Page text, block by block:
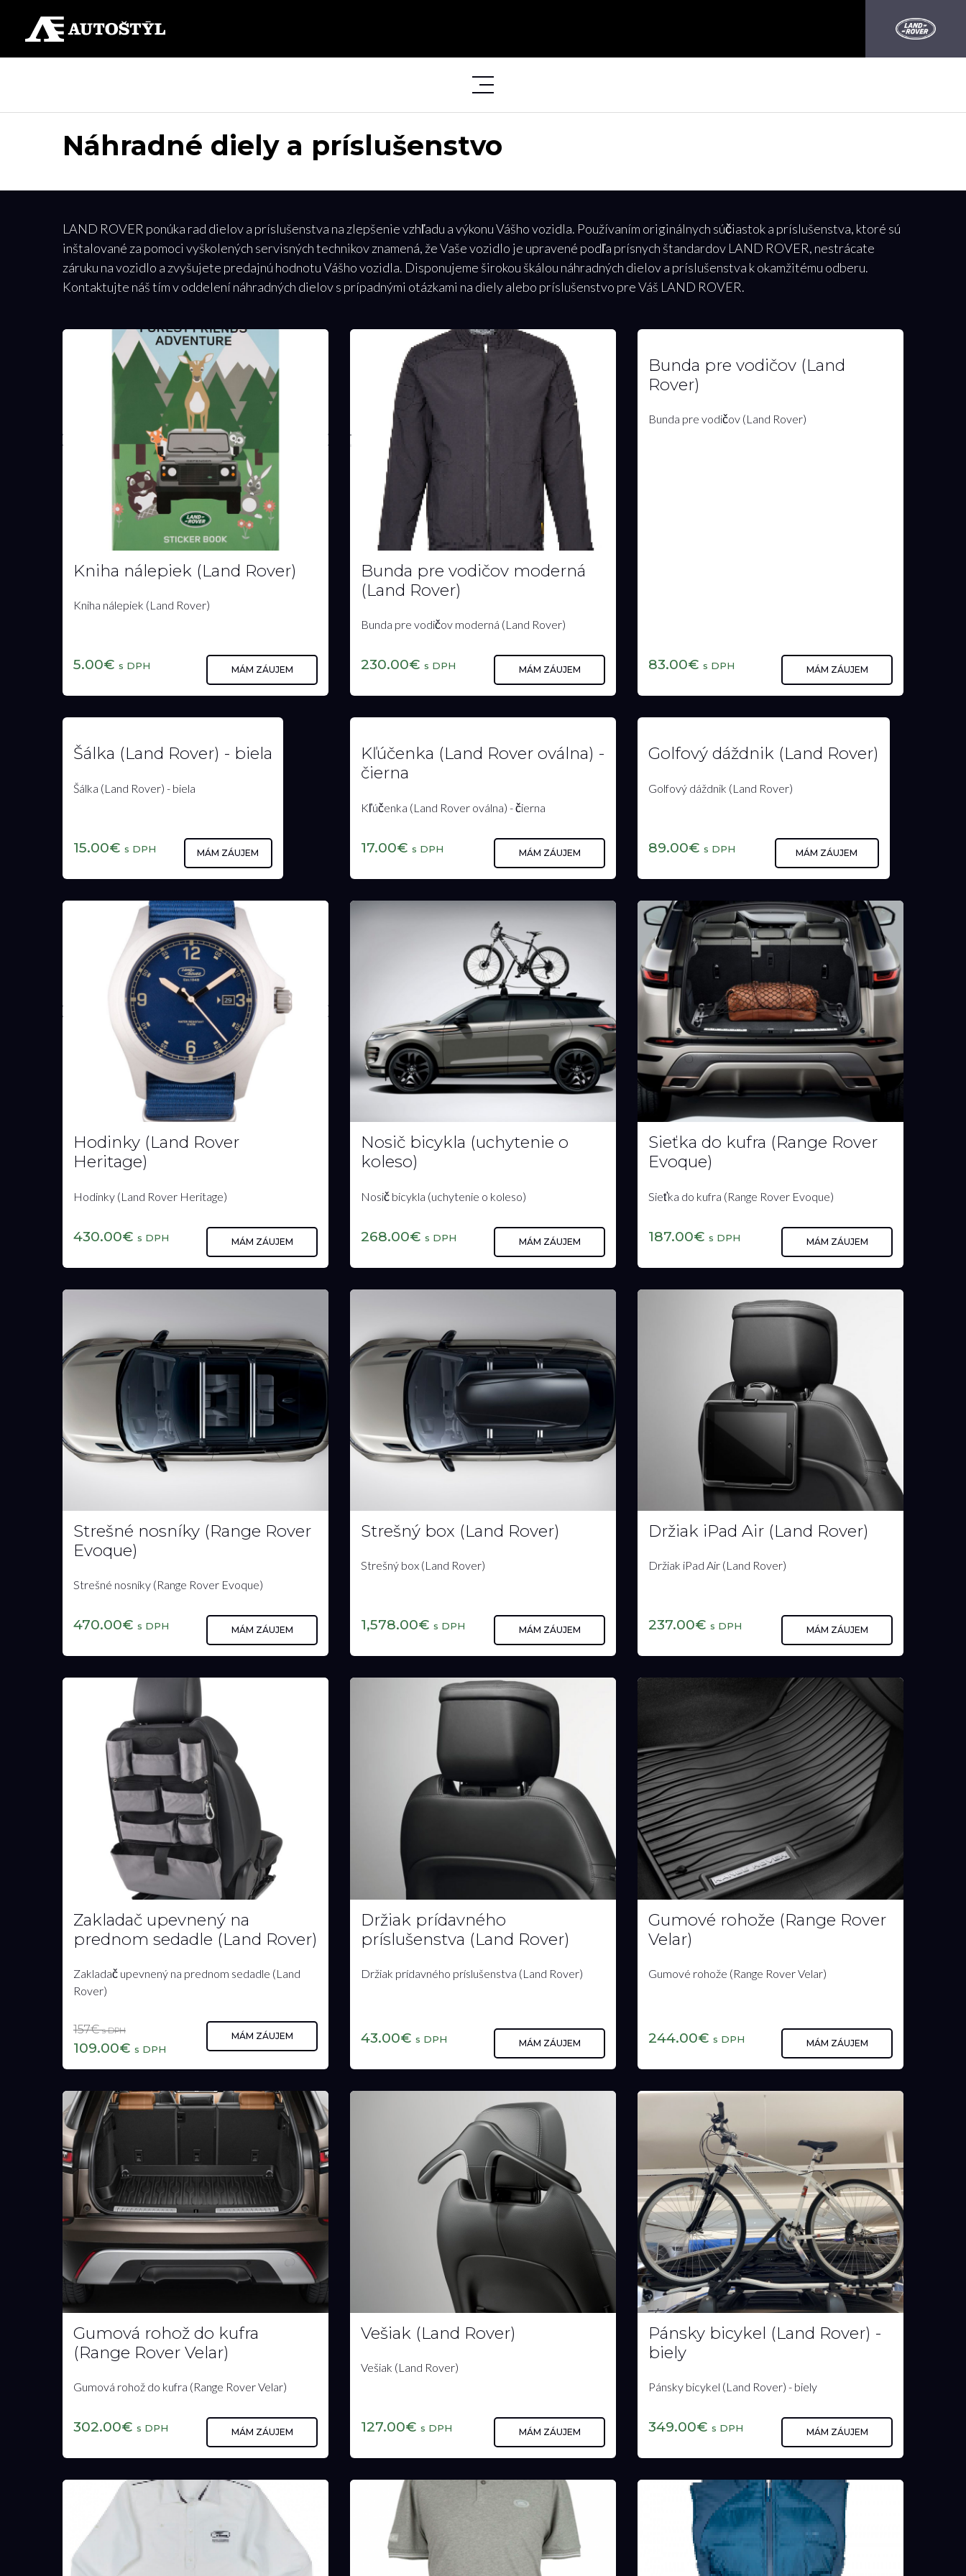
Náhradné diely a príslušenstvo
LAND ROVER ponúka rad dielov a príslušenstva na zlepšenie vzhľadu a výkonu Vášho vozidla. Používaním originálnych súčiastok a príslušenstva, ktoré sú
inštalované za pomoci vyškolených servisných technikov znamená, že Vaše vozidlo je upravené podľa prísnych štandardov LAND ROVER, nestrácate
záruku na vozidlo a zvyšujete predajnú hodnotu Vášho vozidla. Disponujeme širokou škálou náhradných dielov a príslušenstva k okamžitému odberu.
Kontaktujte náš tím v oddelení náhradných dielov s prípadnými otázkami na diely alebo príslušenstvo pre Váš LAND ROVER.
Kniha nálepiek (Land Rover)
Kniha nálepiek (Land Rover)
5.00€ s DPH MÁM ZÁUJEM
Bunda pre vodičov moderná
(Land Rover)
Bunda pre vodičov moderná (Land Rover)
230.00€ s DPH MÁM ZÁUJEM 83.00€ s DPH MÁM ZÁUJEM
Šálka (Land Rover) - biela
Šálka (Land Rover) - biela
15.00€s DPH MÁM ZÁUJEM
Kľúčenka (Land Rover oválna) -
Kľúčenka (Land Rover oválna) - čierna
17.00€s DPH MÁM ZÁUJEM
Golfový dáždnik (Land Rover)
Golfový dáždnik (Land Rover)
89.00€s DPH MÁM ZÁUJEM
Hodinky (Land Rover
Heritage)
Hodinky (Land Rover Heritage)
430.00€s DPH MÁM ZÁUJEM
Nosič bicykla (uchytenie o
koleso)
Nosič bicykla (uchytenie o koleso)
268.00€s DPH MÁM ZÁUJEM
Sieťka do kufra (Range Rover
Sieťka do kufra (Range Rover Evoque)
187.00€ s DPH MÁM ZÁUJEM
Strešné nosníky (Range Rover
Evoque)
Strešné nosníky (Range Rover Evoque)
470.00€ s DPH MÁM ZÁUJEM
Strešný box (Land Rover)
Strešný box (Land Rover)
1,578.00€ MÁM ZÁUJEM
Držiak iPad Air (Land Rover)
Držiak iPad Air (Land Rover)
237.00€ s DPH MÁM ZÁUJEM
Zakladač upevnený na
prednom sedadle (Land Rover)
Zakladač upevnený na prednom sedadle (Land
Rover)
157€
109.00€s DPH
MÁM ZÁUJEM
Držiak prídavného
príslušenstva (Land Rover)
Držiak prídavného príslušenstva (Land Rover)
s DPH
Gumové rohože (Range Rover
Velar)
Gumové rohože (Range Rover Velar)
244.00€s DPH MÁM ZÁUJEM
Gumová rohož do kufra
(Range Rover Velar)
Vešiak (Land Rover)
Vešiak (Land Rover)
Pánsky bicykel (Land Rover) -